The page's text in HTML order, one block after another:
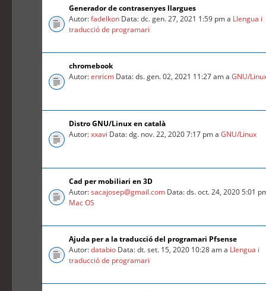
Generador de contrasenyes llargues
Autor:fadelkon Data: dc. gen. 27, 2021 1:59 pm a Llengua i
traducció de programari
chromebook
Autor:enricm Data: ds. gen. 02, 2021 11:27 am aGNU/
Distro GNU/Linux en català
Autor:xxavi Data: dg. nov. 22, 2020 7:17 pm aGNU/Linux
Cad per mobiliari en 3D
Autor:sacajosep@gmail.com Data: ds. oct. 24, 2020 5:01
Mac OS
Ajuda per a la traducció del programari Pfsense
Autor:databio Data: dt. set. 15, 2020 10:28 am a Llengua i
traducció de programari